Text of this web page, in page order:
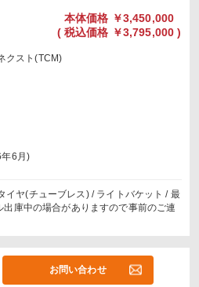
本体価格 ￥3,450,000
( 税込価格 ￥3,795,000 )
クスト(TCM)
6月)
イヤ(チューブレス) / ライトバケット / 最
庫中の場合がありますので事前のご連
お問い合わせ